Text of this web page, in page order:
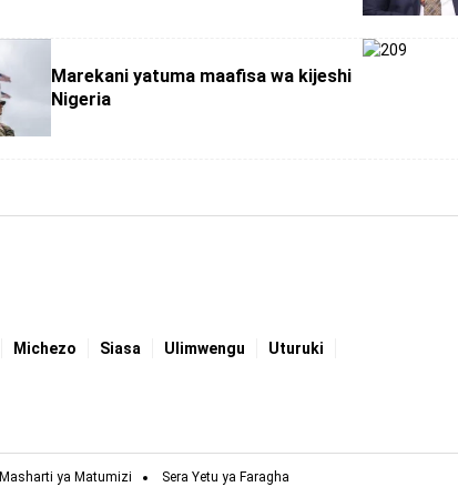
Marekani yatuma maafisa wa kijeshi
Nigeria
Michezo Siasa Ulimwengu Uturuki
Masharti ya Matumizi Sera Yetu ya Faragha